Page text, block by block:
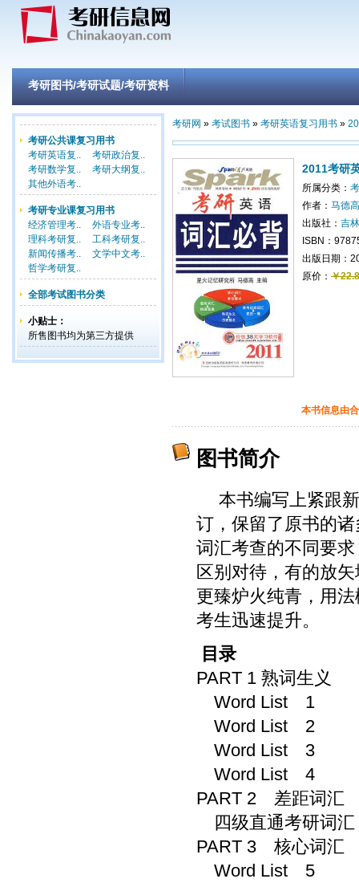
考研图书/考研试题/考研资料
考研公共课复习用书
考研英语复..
考研政治复..
考研数学复..
考研大纲复..
其他外语考..
考研专业课复习用书
经济管理考..
外语专业考..
理科考研复..
工科考研复..
新闻传播考..
文学中文考..
哲学考研复..
全部考试图书分类
小贴士：
所售图书均为第三方提供
考研网 » 考试图书 » 考研英语复习用书 »
2011考研
所属分类：
作者： 马德高
出版社： 吉
ISBN：
出版日期：
原价： ￥
本书信息由
图书简介
本书编写上紧跟新
订，保留了原书的
词汇考查的不同要
区别对待，有的放
更臻炉火纯青，用
考生迅速提升。
目录
PART 1 熟词生义
Word List 1
Word List 2
Word List 3
Word List 4
PART 2 差距词汇
四级直通考研词汇
PART 3 核心词汇
Word List 5